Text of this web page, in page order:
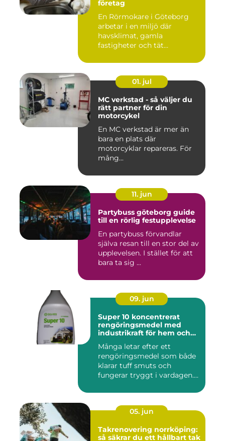
företag
En Rörmokare i Göteborg
arbetar i en miljö där
havsklimat, gamla
fastigheter och tät
01. jul
MC verkstad - så väljer du
rätt partner för din
motorcykel
En MC verkstad är mer än
bara en plats där
motorcyklar repareras. För
mång...
11. jun
Partybuss göteborg guide
till en rörlig festupplevelse
En partybuss förvandlar
själva resan till en stor del av
upplevelsen. I stället för att
bara ta sig ...
09. jun
Super 10 koncentrerat
rengöringsmedel med
industrikraft för hem och
Många letar efter ett
rengöringsmedel som både
klarar tuff smuts och
fungerar tryggt i vardagen.
05. jun
Takrenovering norrköping:
så säkrar du ett hållbart tak